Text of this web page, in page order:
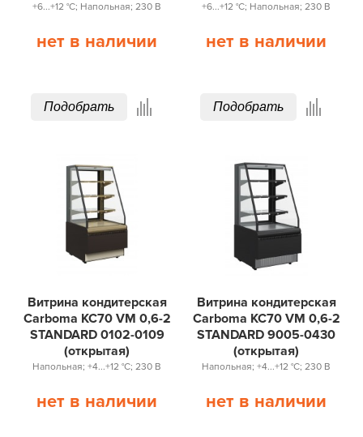
+6...+12 °С; Напольная; 230 В
нет в наличии
Подобрать
+6...+12 °С; Напольная; 230 В
нет в наличии
Подобрать
Витрина кондитерская
Carboma KC70 VM 0,6-2
STANDARD 0102-0109
(открытая)
Напольная; +4...+12 °С; 230 В
нет в наличии
Витрина кондитерская
Carboma KC70 VM 0,6-2
STANDARD 9005-0430
(открытая)
Напольная; +4...+12 °С; 230 В
нет в наличии